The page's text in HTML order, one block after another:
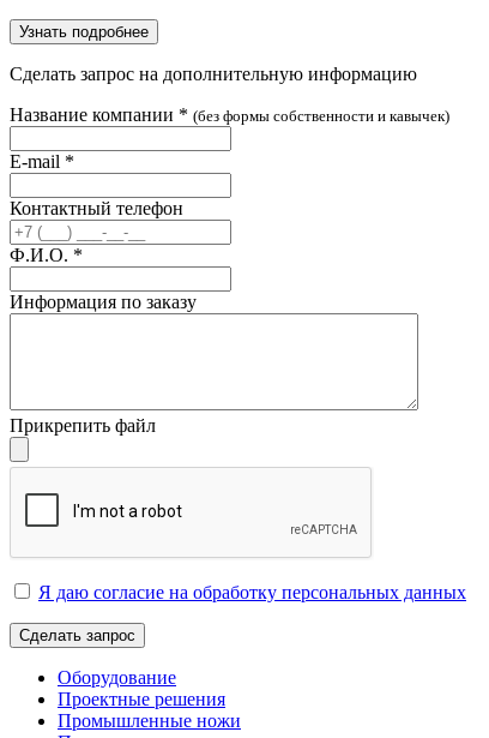
Узнать подробнее
Сделать запрос на дополнительную информацию
Название компании * (без формы собственности и кавычек)
E-mail *
Контактный телефон
Ф.И.О. *
Информация по заказу
Прикрепить файл
Я даю согласие на обработку персональных данных
Сделать запрос
Оборудование
Проектные решения
Промышленные ножи